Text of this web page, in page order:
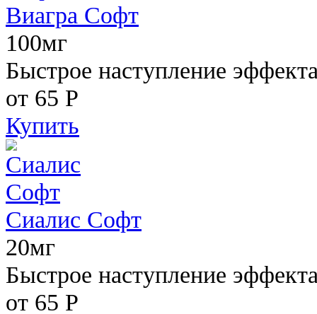
Виагра Софт
100мг
Быстрое наступление
от 65 Р
Купить
Сиалис Софт
20мг
Быстрое наступление
от 65 Р